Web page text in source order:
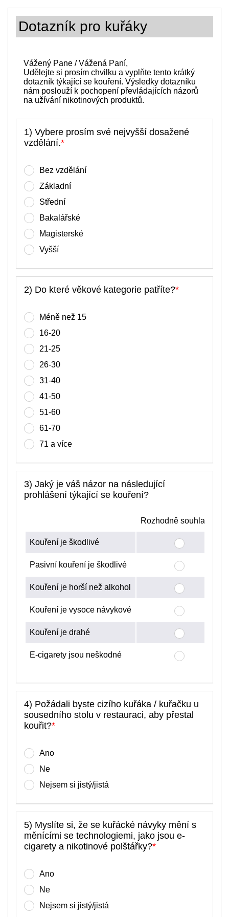
Dotazník pro kuřáky
Vážený Pane / Vážená Paní,
Udělejte si prosím chvilku a vyplňte tento krátký
dotazník týkající se kouření. Výsledky dotazníku
nám poslouží k pochopení převládajících názorů
na užívání nikotinových produktů.
1) Vybere prosím své nejvyšší dosažené
vzdělání.*
Bez vzdělání
Základní
Střední
Bakalářské
Magisterské
Vyšší
2) Do které věkové kategorie patříte?*
Méně než 15
16-20
21-25
26-30
31-40
41-50
51-60
61-70
71 a více
3) Jaký je váš názor na následující
prohlášení týkající se kouření?
Rozhodně souhlasím
Kouření je škodlivé
Pasivní kouření je škodlivé
Kouření je horší než alkohol
Kouření je vysoce návykové
Kouření je drahé
E-cigarety jsou neškodné
4) Požádali byste cizího kuřáka / kuřačku u
sousedního stolu v restauraci, aby přestal
kouřit?*
Ano
Ne
Nejsem si jistý/jistá
5) Myslíte si, že se kuřácké návyky mění s
měnícími se technologiemi, jako jsou e-
cigarety a nikotinové polštářky?*
Ano
Ne
Nejsem si jistý/jistá